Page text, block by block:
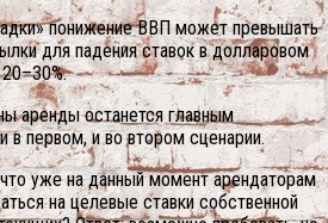
понижение ВВП может превышать
для падения ставок в долларовом
аренды останется главным
в первом, и во втором сценарии.
уже на данный момент арендаторам
на целевые ставки собственной